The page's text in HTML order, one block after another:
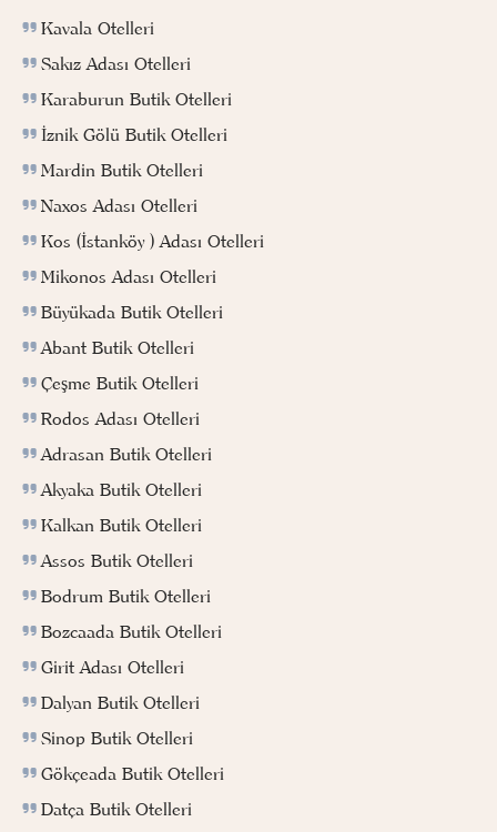
Kavala Otelleri
Sakız Adası Otelleri
Karaburun Butik Otelleri
İznik Gölü Butik Otelleri
Mardin Butik Otelleri
Naxos Adası Otelleri
Kos (İstanköy ) Adası Otelleri
Mikonos Adası Otelleri
Büyükada Butik Otelleri
Abant Butik Otelleri
Çeşme Butik Otelleri
Rodos Adası Otelleri
Adrasan Butik Otelleri
Akyaka Butik Otelleri
Kalkan Butik Otelleri
Assos Butik Otelleri
Bodrum Butik Otelleri
Bozcaada Butik Otelleri
Girit Adası Otelleri
Dalyan Butik Otelleri
Sinop Butik Otelleri
Gökçeada Butik Otelleri
Datça Butik Otelleri